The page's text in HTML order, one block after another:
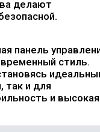
делают
панель
стиль.
так и для
и высокая